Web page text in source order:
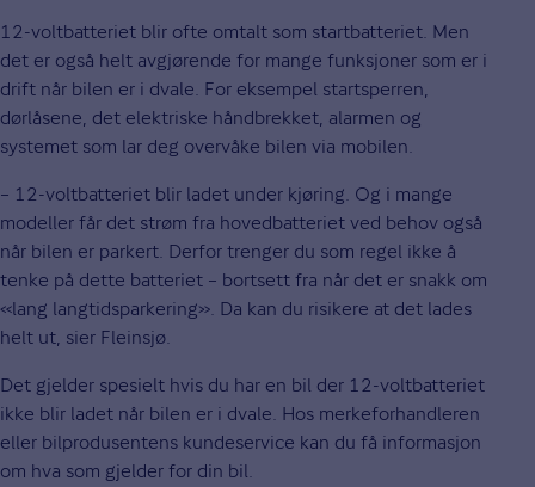
12-voltbatteriet blir ofte omtalt som startbatteriet. Men
det er også helt avgjørende for mange funksjoner som er i
drift når bilen er i dvale. For eksempel startsperren,
dørlåsene, det elektriske håndbrekket, alarmen og
systemet som lar deg overvåke bilen via mobilen.
– 12-voltbatteriet blir ladet under kjøring. Og i mange
modeller får det strøm fra hovedbatteriet ved behov også
når bilen er parkert. Derfor trenger du som regel ikke å
tenke på dette batteriet – bortsett fra når det er snakk om
«lang langtidsparkering». Da kan du risikere at det lades
helt ut, sier Fleinsjø.
Det gjelder spesielt hvis du har en bil der 12-voltbatteriet
ikke blir ladet når bilen er i dvale. Hos merkeforhandleren
eller bilprodusentens kundeservice kan du få informasjon
om hva som gjelder for din bil.